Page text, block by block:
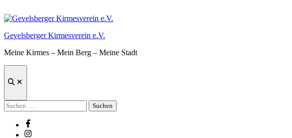
Inhalt
Gevelsberger Kirmesverein e.V.
Meine Kirmes – Mein Berg – Meine Stadt
Suche
Suchen
nach:
Facebook
Instagram